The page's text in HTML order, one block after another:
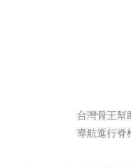
台灣骨王幫
導航進行脊